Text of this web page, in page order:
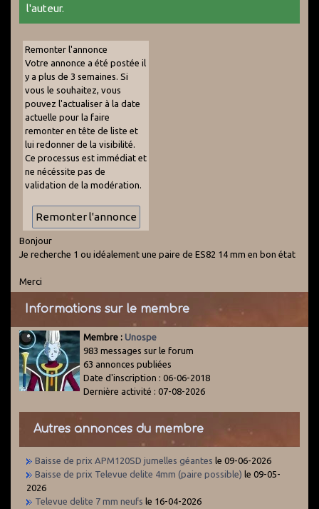
l'auteur.
Remonter l'annonce
Votre annonce a été postée il
y a plus de 3 semaines. Si
vous le souhaitez, vous
pouvez l'actualiser à la date
actuelle pour la faire
remonter en tête de liste et
lui redonner de la visibilité.
Ce processus est immédiat et
ne nécéssite pas de
validation de la modération.
Bonjour
Je recherche 1 ou idéalement une paire de ES82 14 mm en bon état
Merci
Informations sur le membre
Membre : Unospe
983 messages sur le forum
63 annonces publiées
Date d'inscription : 06-06-2018
Dernière activité : 07-08-2026
Autres annonces du membre
Baisse de prix APM120SD jumelles géantes le 09-06-2026
Baisse de prix Televue delite 4mm (paire possible) le 09-05-
2026
Televue delite 7 mm neufs le 16-04-2026